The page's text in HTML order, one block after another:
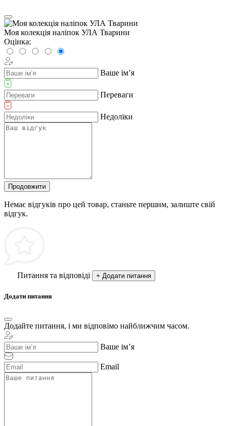
Моя колекція наліпок УЛА Тварини
Оцінка:
Ваше ім’я
Переваги
Недоліки
Продовжити
Немає відгуків про цей товар, станьте першим, залиште свій
відгук.
Питання та відповіді + Додати питання
Додати питання
Додайте питання, і ми відповімо найближчим часом.
Ваше ім’я
Email